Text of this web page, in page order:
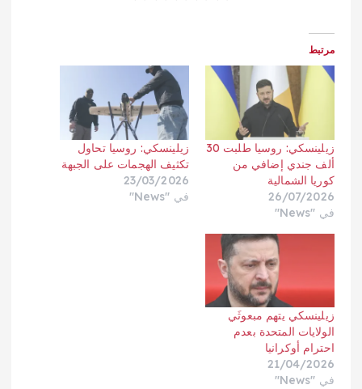
مرتبط
زيلينسكي: روسيا طلبت 30
ألف جندي إضافي من
كوريا الشمالية
26/07/2026
في "News"
زيلينسكي: روسيا تحاول
تكثيف الهجمات على الجبهة
23/03/2026
في "News"
زيلينسكي يتهم مبعوثَي
الولايات المتحدة بعدم
احترام أوكرانيا
21/04/2026
في "News"